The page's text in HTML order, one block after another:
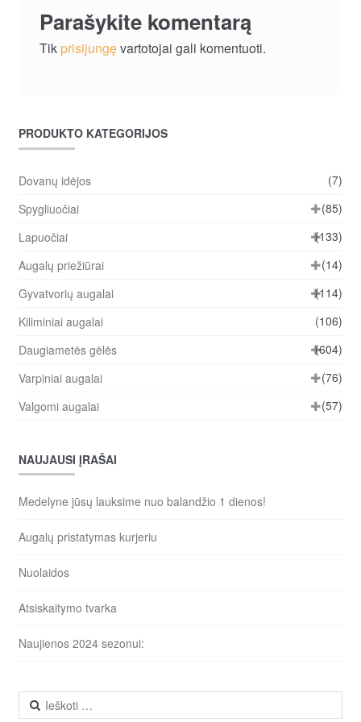
Parašykite komentarą
Tik prisijungęvartotojai gali komentuoti.
PRODUKTO KATEGORIJOS
Dovanų idėjos
(7)
Spygliuočiai
(85)
Lapuočiai
(133)
Augalų priežiūrai
(14)
Gyvatvorių augalai
(114)
Kiliminiai augalai
(106)
Daugiametės gėlės
(604)
Varpiniai augalai
(76)
Valgomi augalai
(57)
NAUJAUSI ĮRAŠAI
Medelyne jūsų lauksime nuo balandžio 1 dienos!
Augalų pristatymas kurjeriu
Nuolaidos
Atsiskaitymo tvarka
Naujienos 2024 sezonui:
Ieškoti: